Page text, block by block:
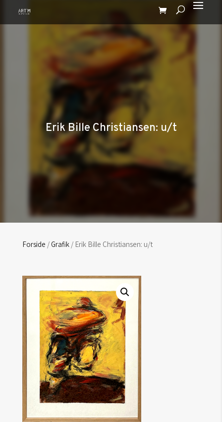
Erik Bille Christiansen: u/t
Forside /Grafik/ Erik Bille Christiansen: u/t